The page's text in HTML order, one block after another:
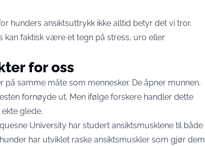
hunders ansiktsuttrykk ikke alltid betyr det vi tror.
kan faktisk være et tegn på stress, uro eller
for oss
på samme måte som mennesker. De åpner munnen,
fornøyde ut. Men ifølge forskere handler dette
glede.
University har studert ansiktsmusklene til både
har utviklet raske ansiktsmuskler som gjør dem